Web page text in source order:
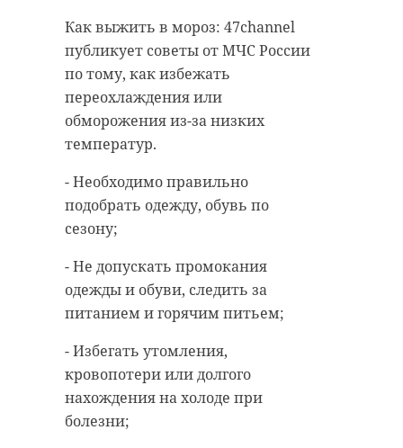
Как выжить в мороз: 47channel
публикует советы от МЧС России
по тому, как избежать
переохлаждения или
обморожения из-за низких
температур.
- Необходимо правильно
подобрать одежду, обувь по
сезону;
- Не допускать промокания
одежды и обуви, следить за
питанием и горячим питьем;
- Избегать утомления,
кровопотери или долгого
нахождения на холоде при
болезни;
обломки от корпуса, багаж и
останки погибших людей.
Позднее специалисты уточнили,
что, вероятно, коробка выпала из
Boeing 707, который летел из
разбилось 24 января 1966 года на
юго-западном склоне. Тогда
погибло 17 человек.
В июле этого года в интервью с
журналистами альпинист
отметил, что не жалеет о том, что
"был честен" и не стал утаивать
сокровища, сообщает французская
газета
Le Parisien. За порядочность
поблагодарил
мужчину и лично